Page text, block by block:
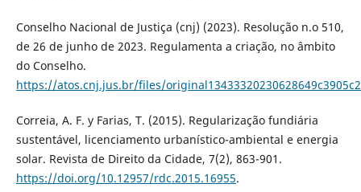
Conselho Nacional de Justiça (cnj) (2023). Resolução n.o 510,
de 26 de junho de 2023. Regulamenta a criação, no âmbito
do Conselho.
https://atos.cnj.jus.br/files/
Correia, A. F. y Farias, T. (2015). Regularização fundiária
sustentável, licenciamento urbanístico-ambiental e energia
solar. Revista de Direito da Cidade, 7(2), 863-901.
https://doi.org/10.12957/rdc.2015.16955.